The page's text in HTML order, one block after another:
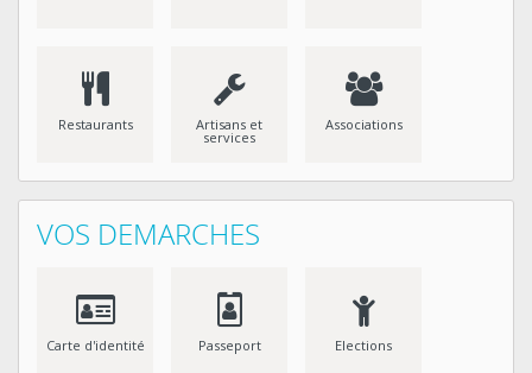
Restaurants Artisans et
services
Associations
VOS DEMARCHES
Carte d'identité Passeport Elections